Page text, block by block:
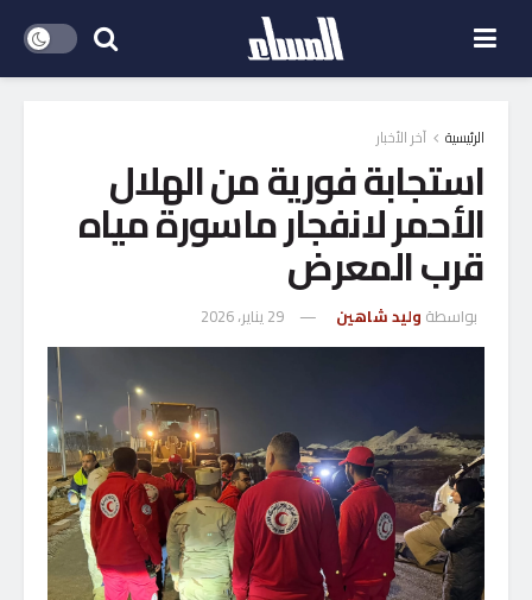
الرئيسية آخر الأخبار
استجابة فورية من الهلال
الأحمر لانفجار ماسورة مياه
قرب المعرض
بواسطة وليد شاهين 29 يناير، 2026